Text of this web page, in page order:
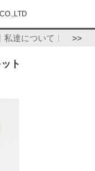
私達について >>
ト